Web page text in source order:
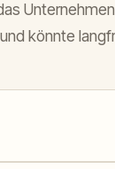
könnte